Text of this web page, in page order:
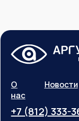
О
нас
+7 (812) 333-
Новости